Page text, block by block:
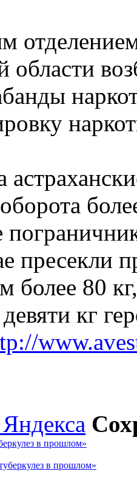
области
пресекли
более 80
кг
в прошлом»